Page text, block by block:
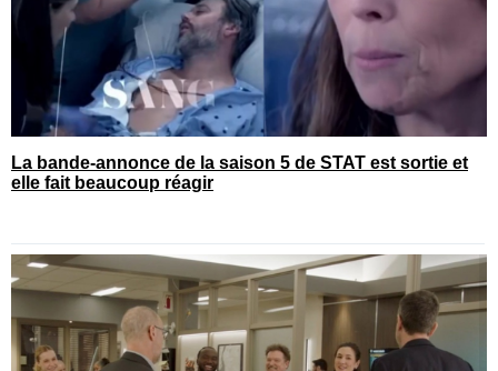
La bande-annonce de la saison 5 de STAT est sortie et
elle fait beaucoup réagir